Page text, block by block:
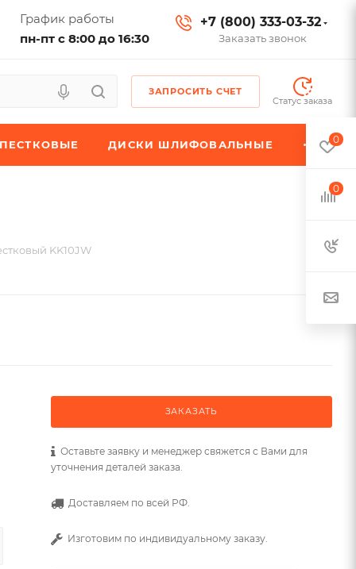
График работы
пн-пт с 8:00 до 16:30
+7 (800) 333-03-32
Заказать звонок
ЗАПРОСИТЬ СЧЕТ
Статус заказа
ДИСКИ ШЛИФОВАЛЬНЫЕ
KK10JW
ЗАКАЗАТЬ
Оставьте заявку и менеджер свяжется с Вами для
уточнения деталей заказа.
Доставляем по всей РФ.
Изготовим по индивидуальному заказу.
0
0